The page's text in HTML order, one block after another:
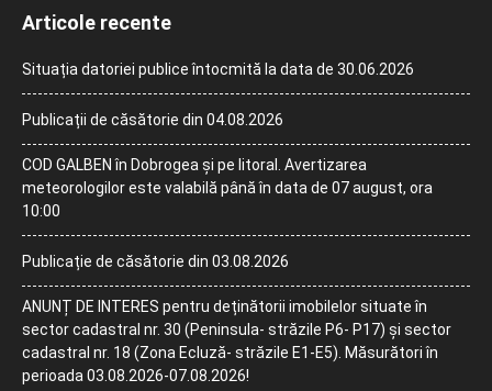
Articole recente
Situația datoriei publice întocmită la data de 30.06.2026
Publicații de căsătorie din 04.08.2026
COD GALBEN în Dobrogea și pe litoral. Avertizarea
meteorologilor este valabilă până în data de 07 august, ora
10:00
Publicație de căsătorie din 03.08.2026
ANUNȚ DE INTERES pentru deținătorii imobilelor situate în
sector cadastral nr. 30 (Peninsula- străzile P6- P17) și sector
cadastral nr. 18 (Zona Ecluză- străzile E1-E5). Măsurători în
perioada 03.08.2026-07.08.2026!